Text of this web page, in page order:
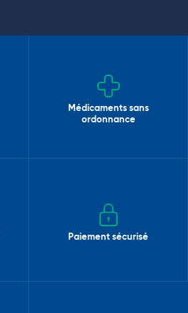
Médicaments sans
ordonnance
Paiement sécurisé